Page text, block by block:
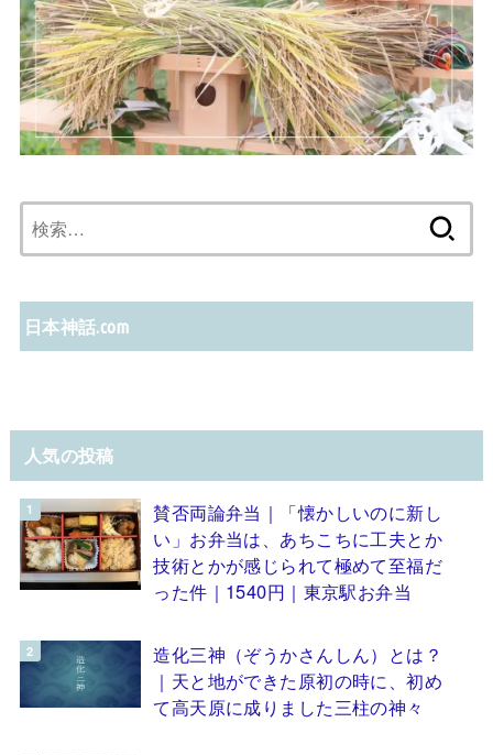
索:
日本神話.com
人気の投稿
賛否両論弁当｜「懐かしいのに新し
い」お弁当は、あちこちに工夫とか
技術とかが感じられて極めて至福だ
った件｜1540円｜東京駅お弁当
造化三神（ぞうかさんしん）とは？
｜天と地ができた原初の時に、初め
て高天原に成りました三柱の神々